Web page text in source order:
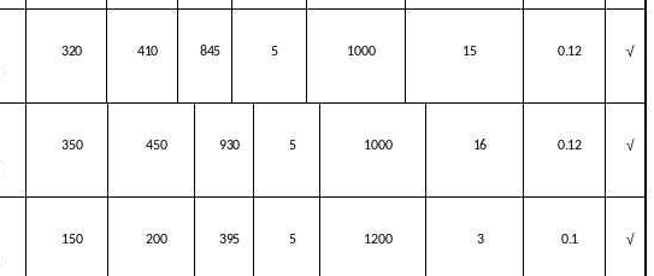
320 410 845 5 1000 15 0.12 √
350 450 930 5 1000 16 0.12 √
150 200 395 5 1200 3 0.1 √